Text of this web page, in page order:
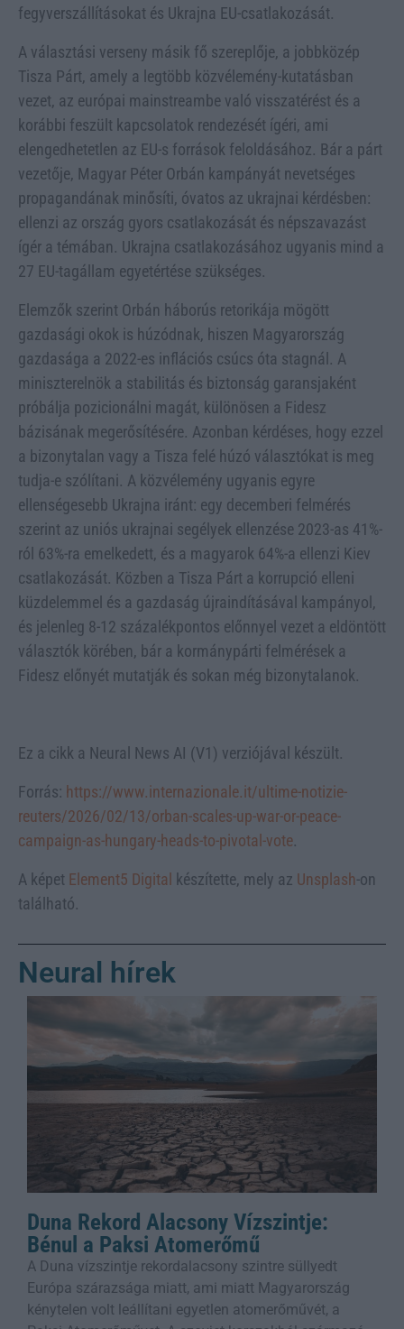
fegyverszállításokat és Ukrajna EU-csatlakozását.
A választási verseny másik fő szereplője, a jobbközép
Tisza Párt, amely a legtöbb közvélemény-kutatásban
vezet, az európai mainstreambe való visszatérést és a
korábbi feszült kapcsolatok rendezését ígéri, ami
elengedhetetlen az EU-s források feloldásához. Bár a párt
vezetője, Magyar Péter Orbán kampányát nevetséges
propagandának minősíti, óvatos az ukrajnai kérdésben:
ellenzi az ország gyors csatlakozását és népszavazást
ígér a témában. Ukrajna csatlakozásához ugyanis mind a
27 EU-tagállam egyetértése szükséges.
Elemzők szerint Orbán háborús retorikája mögött
gazdasági okok is húzódnak, hiszen Magyarország
gazdasága a 2022-es inflációs csúcs óta stagnál. A
miniszterelnök a stabilitás és biztonság garansjaként
próbálja pozicionálni magát, különösen a Fidesz
bázisának megerősítésére. Azonban kérdéses, hogy ezzel
a bizonytalan vagy a Tisza felé húzó választókat is meg
tudja-e szólítani. A közvélemény ugyanis egyre
ellenségesebb Ukrajna iránt: egy decemberi felmérés
szerint az uniós ukrajnai segélyek ellenzése 2023-as 41%-
ról 63%-ra emelkedett, és a magyarok 64%-a ellenzi Kiev
csatlakozását. Közben a Tisza Párt a korrupció elleni
küzdelemmel és a gazdaság újraindításával kampányol,
és jelenleg 8-12 százalékpontos előnnyel vezet a eldöntött
választók körében, bár a kormánypárti felmérések a
Fidesz előnyét mutatják és sokan még bizonytalanok.
Ez a cikk a Neural News AI (V1) verziójával készült.
Forrás: https://www.internazionale.it/ultime-notizie-
reuters/2026/02/13/orban-scales-up-war-or-peace-
campaign-as-hungary-heads-to-pivotal-vote.
A képet Element5 Digital készítette, mely az Unsplash-on
található.
Neural hírek
Duna Rekord Alacsony Vízszintje:
Bénul a Paksi Atomerőmű
A Duna vízszintje rekordalacsony szintre süllyedt
Európa szárazsága miatt, ami miatt Magyarország
kénytelen volt leállítani egyetlen atomerőművét, a